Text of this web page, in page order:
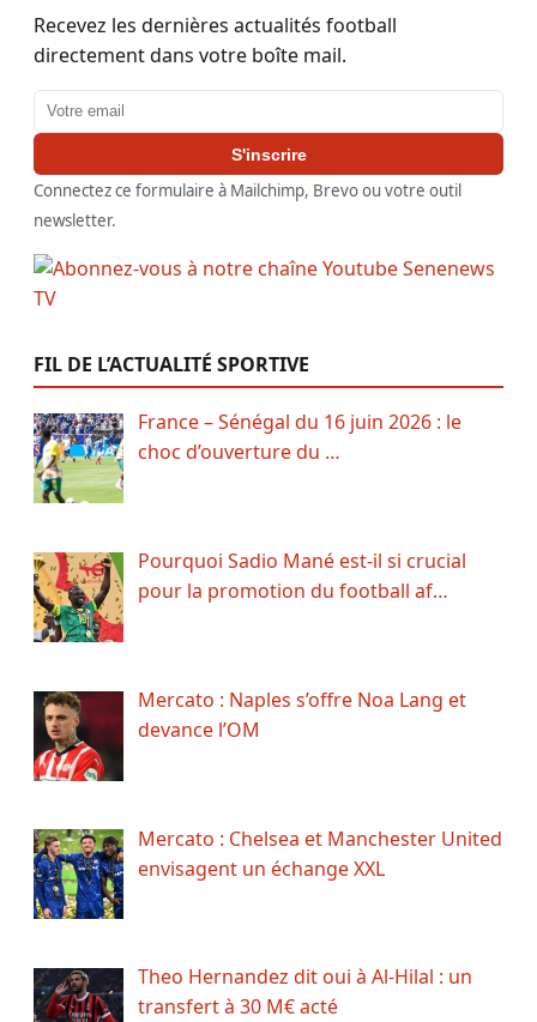
Recevez les dernières actualités football
directement dans votre boîte mail.
Adresse email
S'inscrire
Connectez ce formulaire à Mailchimp, Brevo ou votre outil
newsletter.
FIL DE L’ACTUALITÉ SPORTIVE
France – Sénégal du 16 juin 2026 : le
choc d’ouverture du …
Pourquoi Sadio Mané est-il si crucial
pour la promotion du football af…
Mercato : Naples s’offre Noa Lang et
devance l’OM
Mercato : Chelsea et Manchester United
envisagent un échange XXL
Theo Hernandez dit oui à Al-Hilal : un
transfert à 30 M€ acté